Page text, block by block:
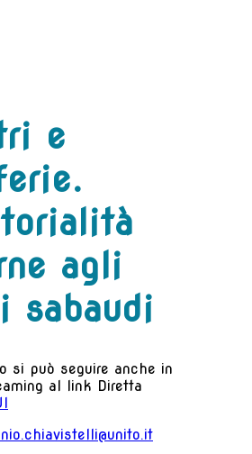
e
agli
sabaudi
si può seguire anche in
al link Diretta